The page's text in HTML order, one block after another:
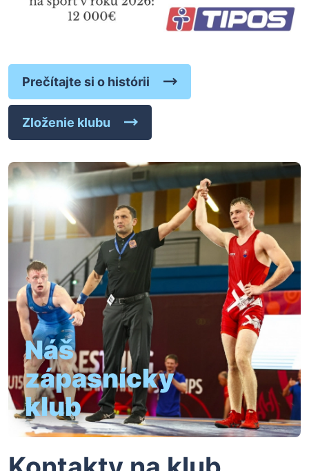
Prečítajte si o histórii
Zloženie klubu
Náš
zápasnícky
klub